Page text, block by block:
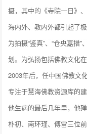
摄，其中的《寺院一日》
海内外、教内外都引起了
为拍摄“鉴真”、“仓央嘉措
划。为弘扬包括佛教文化
2003年后，任中国佛教文
专注于慧海佛教资源库的
他生病的最后几年里，他
朴初、南环瑾、傅雷三位